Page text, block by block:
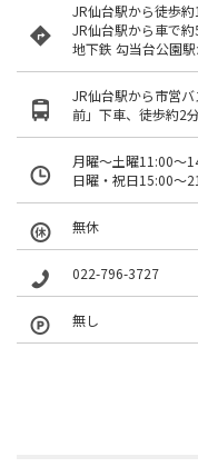
JR仙台駅から徒歩
JR仙台駅から車で
地下鉄 勾当台公園
JR仙台駅から市営
前」下車、徒歩約2
月曜～土曜11:00〜
日曜・祝日15:00〜
無休
022-796-3727
無し